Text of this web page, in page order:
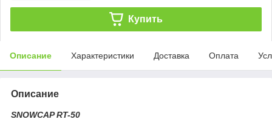
Купить
Описание Характеристики Доставка Оплата
Описание
SNOWCAP RT-50